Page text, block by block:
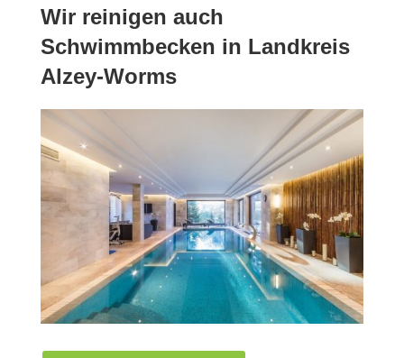
Wir reinigen auch
Schwimmbecken in Landkreis
Alzey-Worms